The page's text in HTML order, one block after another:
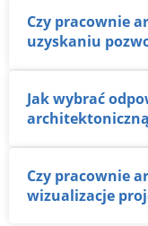
Czy pracownie architektoniczne pomagają w
uzyskaniu
Jak wybrać odpowiednią pracownię
Czy pracownie architektoniczne oferują
wizualizacje